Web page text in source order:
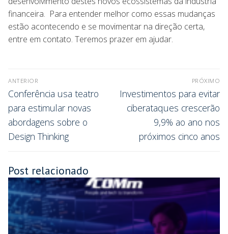
financeira. Para entender melhor como essas mudanças
estão acontecendo e se movimentar na direção certa,
entre em contato. Teremos prazer em ajudar.
ANTERIOR
Conferência usa teatro
para estimular novas
abordagens sobre o
Design Thinking
PRÓXIMO
Investimentos para evitar
ciberataques crescerão
9,9% ao ano nos
próximos cinco anos
Post relacionado